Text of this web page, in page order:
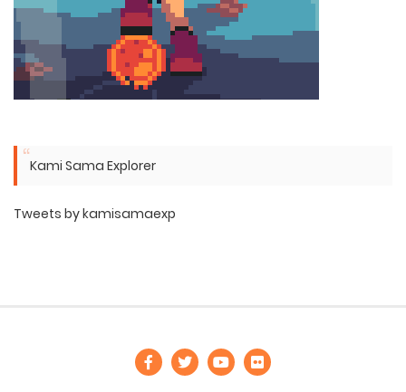
Kami Sama Explorer
Tweets by kamisamaexp